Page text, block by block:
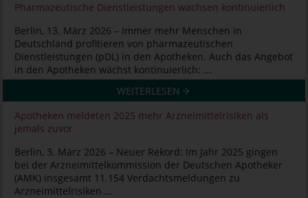
Pharmazeutische Dienstleistungen wachsen kontinuierlich
Berlin, 13. März 2026 – Immer mehr Menschen in
Deutschland profitieren von pharmazeutischen
Dienstleistungen (pDL) in den Apotheken. Auch das Angebot
in den Apotheken wächst kontinuierlich: ...
WEITERLESEN
Apotheken meldeten 2025 mehr Arzneimittelrisiken als
jemals zuvor
Berlin, 3. März 2026 – Neuer Rekord: Im Jahr 2025 gingen
bei der Arzneimittelkommission der Deutschen Apotheker
(AMK) insgesamt 11.154 Verdachtsmeldungen zu
Arzneimittelrisiken ...